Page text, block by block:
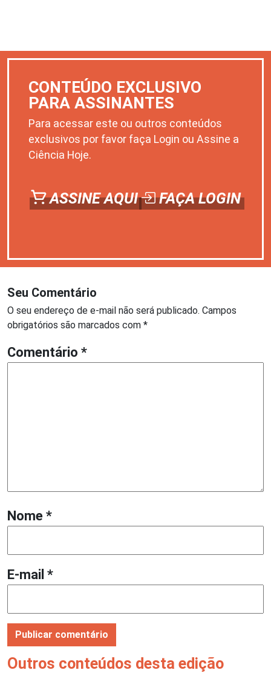
CONTEÚDO EXCLUSIVO
PARA ASSINANTES
Para acessar este ou outros conteúdos
exclusivos por favor faça Login ou Assine a
Ciência Hoje.
ASSINE AQUI FAÇA LOGIN
Seu Comentário
O seu endereço de e-mail não será publicado. Campos
obrigatórios são marcados com *
Comentário *
Nome *
E-mail *
Outros conteúdos desta edição